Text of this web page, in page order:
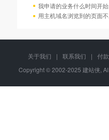
我申请的业务什么时间开
用主机域名浏览到的页面
关于我们 | 联系我们 |
付
Copyright © 2002-2025 建站侠,